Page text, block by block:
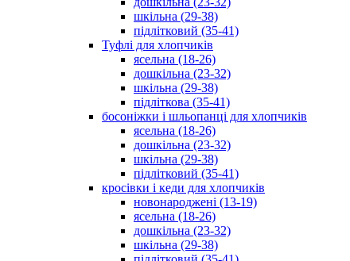
шкільна (29-38)
підлітковий (35-41)
Туфлі для хлопчиків
ясельна (18-26)
дошкільна (23-32)
шкільна (29-38)
підліткова (35-41)
босоніжки і шльопанці для хлопчиків
ясельна (18-26)
дошкільна (23-32)
шкільна (29-38)
підлітковий (35-41)
кросівки і кеди для хлопчиків
новонароджені (13-19)
ясельна (18-26)
дошкільна (23-32)
шкільна (29-38)